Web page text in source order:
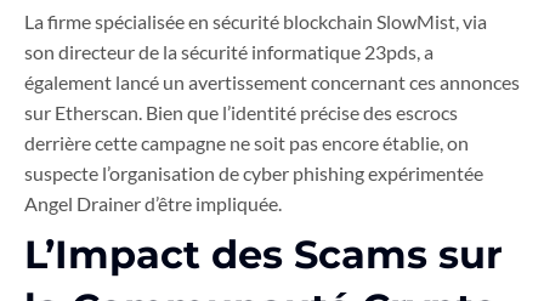
La firme spécialisée en sécurité blockchain SlowMist, via
son directeur de la sécurité informatique 23pds, a
également lancé un avertissement concernant ces annonces
sur Etherscan. Bien que l’identité précise des escrocs
derrière cette campagne ne soit pas encore établie, on
suspecte l’organisation de cyber phishing expérimentée
Angel Drainer d’être impliquée.
L’Impact des Scams sur